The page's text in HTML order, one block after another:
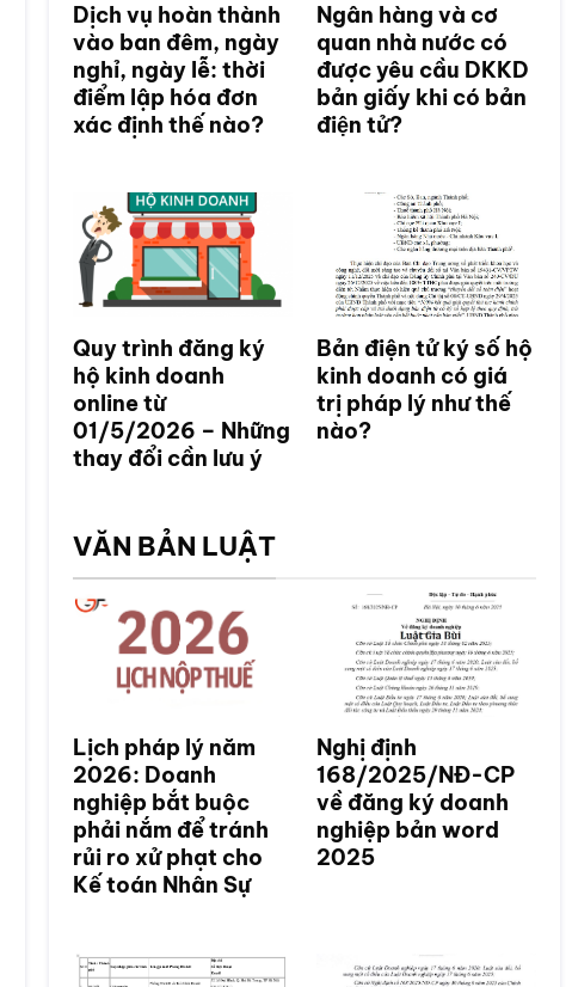
Dịch vụ hoàn thành
vào ban đêm, ngày
nghỉ, ngày lễ: thời
điểm lập hóa đơn
xác định thế nào?
Ngân hàng và cơ
quan nhà nước có
được yêu cầu DKKD
bản giấy khi có bản
điện tử?
Quy trình đăng ký
hộ kinh doanh
online từ
01/5/2026 – Những
thay đổi cần lưu ý
Bản điện tử ký số hộ
kinh doanh có giá
trị pháp lý như thế
nào?
VĂN BẢN LUẬT
Lịch pháp lý năm
2026: Doanh
nghiệp bắt buộc
phải nắm để tránh
rủi ro xử phạt cho
Kế toán Nhân Sự
Nghị định
168/2025/NĐ-CP
về đăng ký doanh
nghiệp bản word
2025